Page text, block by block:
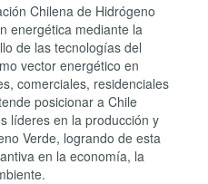
Chilena de Hidrógeno
energética mediante la
de las tecnologías del
vector energético en
comerciales, residenciales
posicionar a Chile
líderes en la producción y
Verde, logrando de esta
en la economía, la